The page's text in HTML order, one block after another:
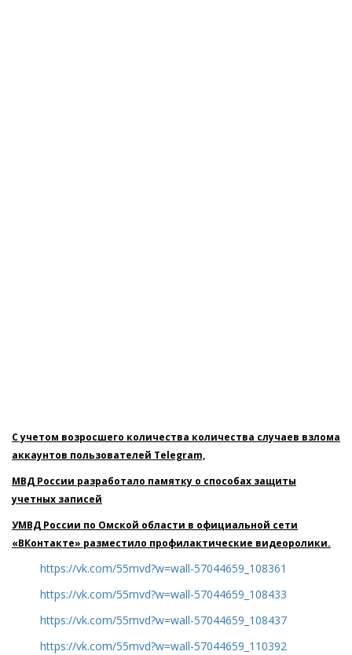
С учетом возросшего количества количества случаев взлома
аккаунтов пользователей Telegram,
МВД России разработало памятку о способах защиты
учетных записей
УМВД России по Омской области в официальной сети
«ВКонтакте» разместило профилактические видеоролики.
https://vk.com/55mvd?w=wall-57044659_108361
https://vk.com/55mvd?w=wall-57044659_108433
https://vk.com/55mvd?w=wall-57044659_108437
https://vk.com/55mvd?w=wall-57044659_110392